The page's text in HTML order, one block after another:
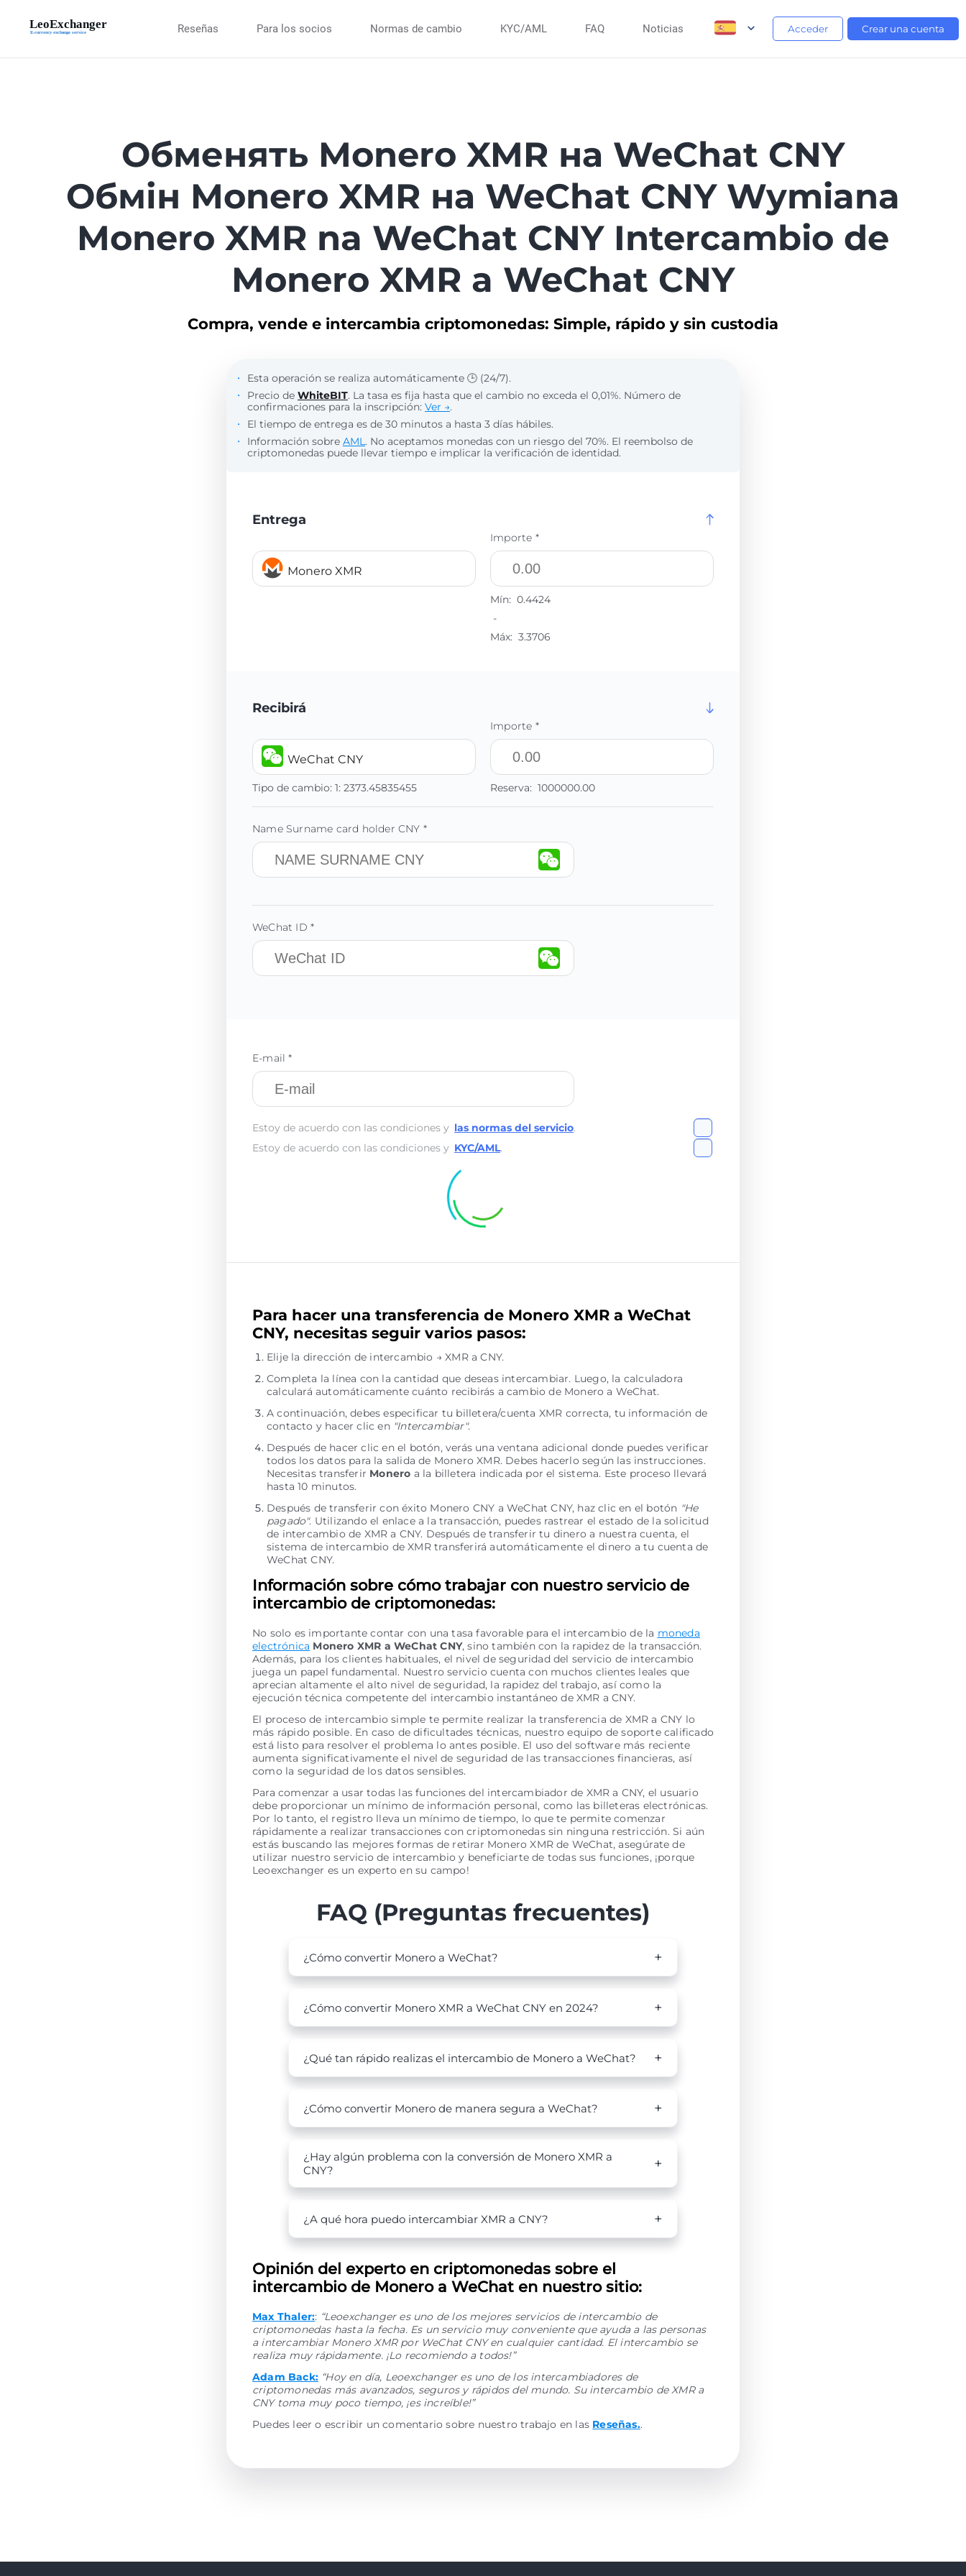
Reseñas Para los socios Normas de cambio KYC/AML FAQ Noticias Acceder Crear una cuenta
Обменять Monero XMR на WeChat CNY
Обмін Monero XMR на WeChat CNY Wymiana
Monero XMR na WeChat CNY Intercambio de
Monero XMR a WeChat CNY
Compra, vende e intercambia criptomonedas: Simple, rápido y sin custodia
Esta operación se realiza automáticamente 🕒 (24/7).
Precio de WhiteBIT. La tasa es fija hasta que el cambio no exceda el 0,01%. Número de
confirmaciones para la inscripción: Ver →.
El tiempo de entrega es de 30 minutos a hasta 3 días hábiles.
Información sobre AML. No aceptamos monedas con un riesgo del 70%. El reembolso de
criptomonedas puede llevar tiempo e implicar la verificación de identidad.
Entrega
Monero XMR
Importe *
Mín: 0.4424
-
Máx: 3.3706
Recibirá
WeChat CNY
Tipo de cambio: 1: 2373.45835455
Importe *
Reserva: 1000000.00
Name Surname card holder CNY *
WeChat ID *
E-mail *
Estoy de acuerdo con las condiciones y las normas del servicio.
Estoy de acuerdo con las condiciones y KYC/AML.
Para hacer una transferencia de Monero XMR a WeChat
CNY, necesitas seguir varios pasos:
Elije la dirección de intercambio → XMR a CNY.
Completa la línea con la cantidad que deseas intercambiar. Luego, la calculadora
calculará automáticamente cuánto recibirás a cambio de Monero a WeChat.
A continuación, debes especificar tu billetera/cuenta XMR correcta, tu información de
contacto y hacer clic en "Intercambiar".
Después de hacer clic en el botón, verás una ventana adicional donde puedes verificar
todos los datos para la salida de Monero XMR. Debes hacerlo según las instrucciones.
Necesitas transferir Monero a la billetera indicada por el sistema. Este proceso llevará
hasta 10 minutos.
Después de transferir con éxito Monero CNY a WeChat CNY, haz clic en el botón "He
pagado". Utilizando el enlace a la transacción, puedes rastrear el estado de la solicitud
de intercambio de XMR a CNY. Después de transferir tu dinero a nuestra cuenta, el
sistema de intercambio de XMR transferirá automáticamente el dinero a tu cuenta de
WeChat CNY.
Información sobre cómo trabajar con nuestro servicio de
intercambio de criptomonedas:
No solo es importante contar con una tasa favorable para el intercambio de la moneda
electrónica Monero XMR a WeChat CNY, sino también con la rapidez de la transacción.
Además, para los clientes habituales, el nivel de seguridad del servicio de intercambio
juega un papel fundamental. Nuestro servicio cuenta con muchos clientes leales que
aprecian altamente el alto nivel de seguridad, la rapidez del trabajo, así como la
ejecución técnica competente del intercambio instantáneo de XMR a CNY.
El proceso de intercambio simple te permite realizar la transferencia de XMR a CNY lo
más rápido posible. En caso de dificultades técnicas, nuestro equipo de soporte calificado
está listo para resolver el problema lo antes posible. El uso del software más reciente
aumenta significativamente el nivel de seguridad de las transacciones financieras, así
como la seguridad de los datos sensibles.
Para comenzar a usar todas las funciones del intercambiador de XMR a CNY, el usuario
debe proporcionar un mínimo de información personal, como las billeteras electrónicas.
Por lo tanto, el registro lleva un mínimo de tiempo, lo que te permite comenzar
rápidamente a realizar transacciones con criptomonedas sin ninguna restricción. Si aún
estás buscando las mejores formas de retirar Monero XMR de WeChat, asegúrate de
utilizar nuestro servicio de intercambio y beneficiarte de todas sus funciones, ¡porque
Leoexchanger es un experto en su campo!
FAQ (Preguntas frecuentes)
¿Cómo convertir Monero a WeChat?
¿Cómo convertir Monero XMR a WeChat CNY en 2024?
¿Qué tan rápido realizas el intercambio de Monero a WeChat?
¿Cómo convertir Monero de manera segura a WeChat?
¿Hay algún problema con la conversión de Monero XMR a
CNY?
¿A qué hora puedo intercambiar XMR a CNY?
Opinión del experto en criptomonedas sobre el
intercambio de Monero a WeChat en nuestro sitio:
Max Thaler:: “Leoexchanger es uno de los mejores servicios de intercambio de
criptomonedas hasta la fecha. Es un servicio muy conveniente que ayuda a las personas
a intercambiar Monero XMR por WeChat CNY en cualquier cantidad. El intercambio se
realiza muy rápidamente. ¡Lo recomiendo a todos!”
Adam Back: “Hoy en día, Leoexchanger es uno de los intercambiadores de
criptomonedas más avanzados, seguros y rápidos del mundo. Su intercambio de XMR a
CNY toma muy poco tiempo, ¡es increíble!”
Puedes leer o escribir un comentario sobre nuestro trabajo en las Reseñas..